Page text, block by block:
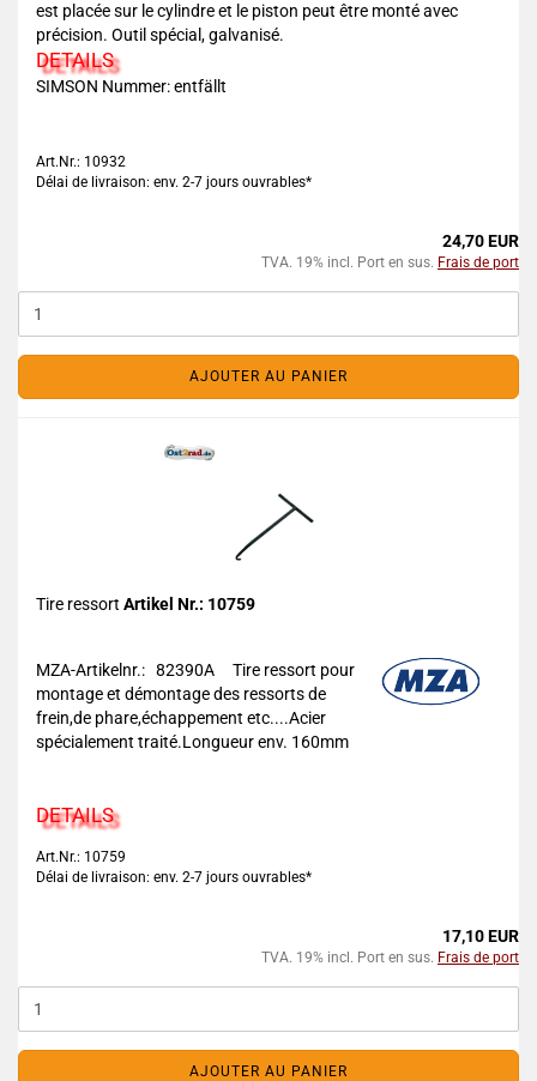
est placée sur le cylindre et le piston peut être monté avec
précision. Outil spécial, galvanisé.
DETAILS
SIMSON Nummer: entfällt
Art.Nr.: 10932
Délai de livraison: env. 2-7 jours ouvrables*
24,70 EUR
TVA. 19% incl. Port en sus. Frais de port
AJOUTER AU PANIER
Tire ressort Artikel Nr.: 10759
MZA-Artikelnr.: 82390A
Tire ressort pour
montage et démontage des ressorts de
frein,de phare,échappement etc....Acier
spécialement traité.Longueur env. 160mm
DETAILS
Art.Nr.: 10759
Délai de livraison: env. 2-7 jours ouvrables*
17,10 EUR
TVA. 19% incl. Port en sus. Frais de port
AJOUTER AU PANIER